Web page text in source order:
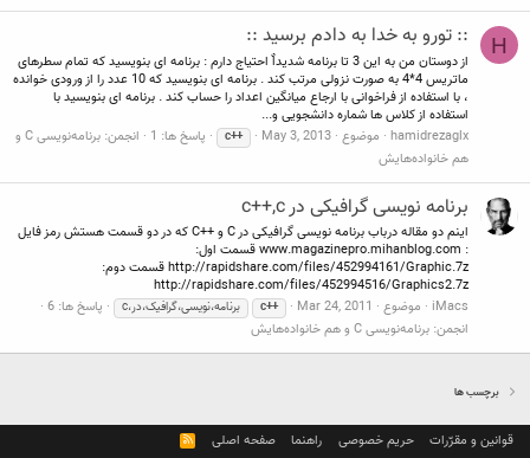
H :: تورو به خدا به دادم برسید ::
از دوستان من به این 3 تا برنامه شدیداٌ احتیاج دارم : برنامه ای بنویسید که تمام سطرهای
ماتریس 4*4 به صورت نزولی مرتب کند . برنامه ای بنویسید که 10 عدد را از ورودی خوانده
، با استفاده از فراخوانی با ارجاع میانگین اعداد را حساب کند . برنامه ای بنویسید با
استفاده از کلاس ها شماره دانشجویی و...
hamidrezaglx موضوع May 3, 2013
c++ پاسخ ها: 1 انجمن:
برنامه‌نویسی C و
هم خانواده‌هایش
برنامه نویسی گرافیکی در c++,c
اینم دو مقاله درباب برنامه نویسی گرافیکی در C و ++C که در دو قسمت هستش رمز فایل
: www.magazinepro.mihanblog.com قسمت اول:
http://rapidshare.com/files/452994161/Graphic.7z قسمت دوم:
http://rapidshare.com/files/452994516/Graphics2.7z
iMacs
موضوع Mar 24, 2011
c++ برنامه،نویسی،گرافیک،در،c
پاسخ ها: 6
انجمن: برنامه‌نویسی C و هم خانواده‌هایش
برچسب ها
قوانین و مقرّرات حریم خصوصی راهنما صفحه اصلی
R
S